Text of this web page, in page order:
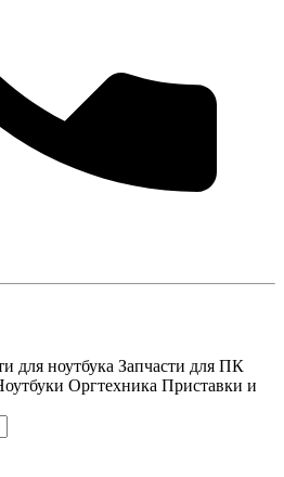
для ноутбука Запчасти для ПК
Оргтехника Приставки и